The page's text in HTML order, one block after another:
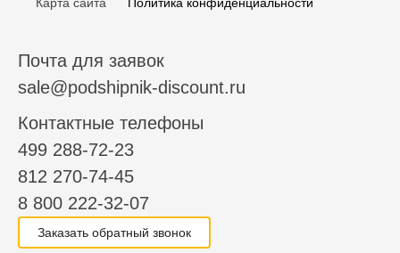
Почта для заявок
sale@podshipnik-discount.ru
Контактные телефоны
499 288-72-23
812 270-74-45
8 800 222-32-07
Заказать обратный звонок